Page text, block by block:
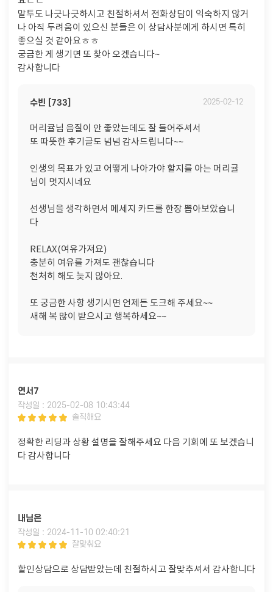
말투도 나긋나긋하시고 친절하셔서 전화상담이 익숙하지 않거
나 아직 두려움이 있으신 분들은 이 상담사분에게 하시면 특히
좋으실 것 같아요ㅎㅎ
궁금한 게 생기면 또 찾아 오겠습니다~
감사합니다
수빈 [733] 2025-02-12
머리귤님 음질이 안 좋았는데도 잘 들어주셔서
또 따뜻한 후기글도 넘넘 감사드립니다~~
인생의 목표가 있고 어떻게 나아가야 할지를 아는 머리귤
님이 멋지시네요
선생님을 생각하면서 메세지 카드를 한장 뽑아보았습니
다
RELAX(여유가져요)
충분히 여유를 가져도 괜찮습니다
천처히 해도 늦지 않아요.
또 궁금한 사항 생기시면 언제든 도크해 주세요~~
새해 복 많이 받으시고 행복하세요~~
연서7
작성일 : 2025-02-08 10:43:44
솔직해요
정확한 리딩과 상황 설명을 잘해주세요 다음 기회에 또 보겠습니
다 감사합니다
내님은
작성일 : 2024-11-10 02:40:21
잘맞춰요
할인상담으로 상담받았는데 친절하시고 잘맞추셔서 감사합니다